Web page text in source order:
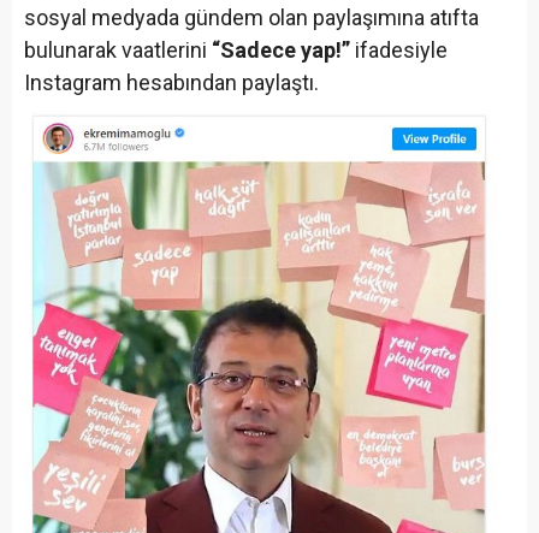
sosyal medyada gündem olan paylaşımına atıfta
bulunarak vaatlerini “Sadece yap!” ifadesiyle
Instagram hesabından paylaştı.